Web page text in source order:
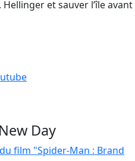
et sauver l’île avant
Day
film "Spider-Man : Brand